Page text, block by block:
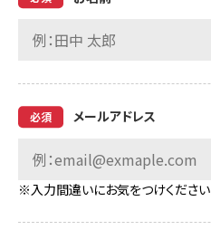
メールアドレス
※入力間違いにお気をつけください